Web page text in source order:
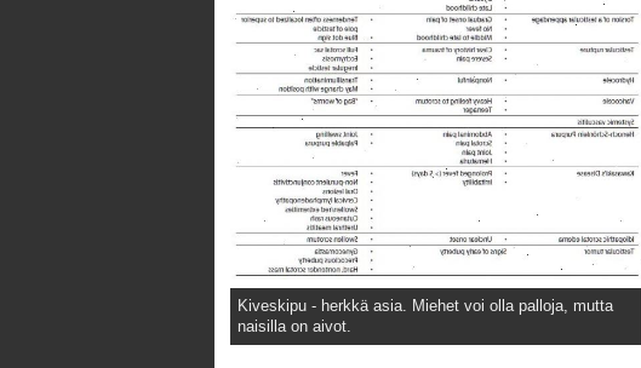
Kiveskipu - herkkä asia. Miehet voi olla palloja, mutta
naisilla on aivot.